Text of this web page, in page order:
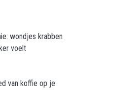
wondjes krabben
voelt
van koffie op je